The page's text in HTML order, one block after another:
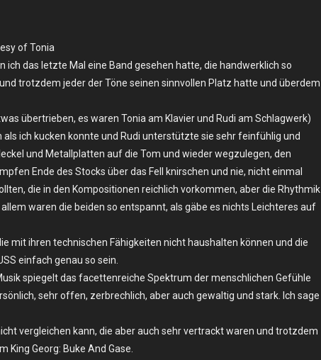
of Tonia
das letzte Mal eine Band gesehen hatte, die handwerklich so
trotzdem jeder der Töne seinen sinnvollen Platz hatte und überdem
übertrieben, es waren Tonia am Klavier und Rudi am Schlagwerk)
ich kucken konnte und Rudi unterstützte sie sehr feinfühlig und
und Metallplatten auf die Tom und wieder wegzulegen, den
Ende des Stocks über das Fell knirschen und nie, nicht einmal
die in den Kompositionen reichlich vorkommen, aber die Rhythmik
waren die beiden so entspannt, als gäbe es nichts Leichteres auf
mit ihren technischen Fähigkeiten nicht haushalten können und die
einfach genau so sein.
spiegelt das facettenreiche Spektrum der menschlichen Gefühle
sehr offen, zerbrechlich, aber auch gewaltig und stark. Ich sage
vergleichen kann, die aber auch sehr vertrackt waren und trotzdem
King Georg: Buke And Gase.